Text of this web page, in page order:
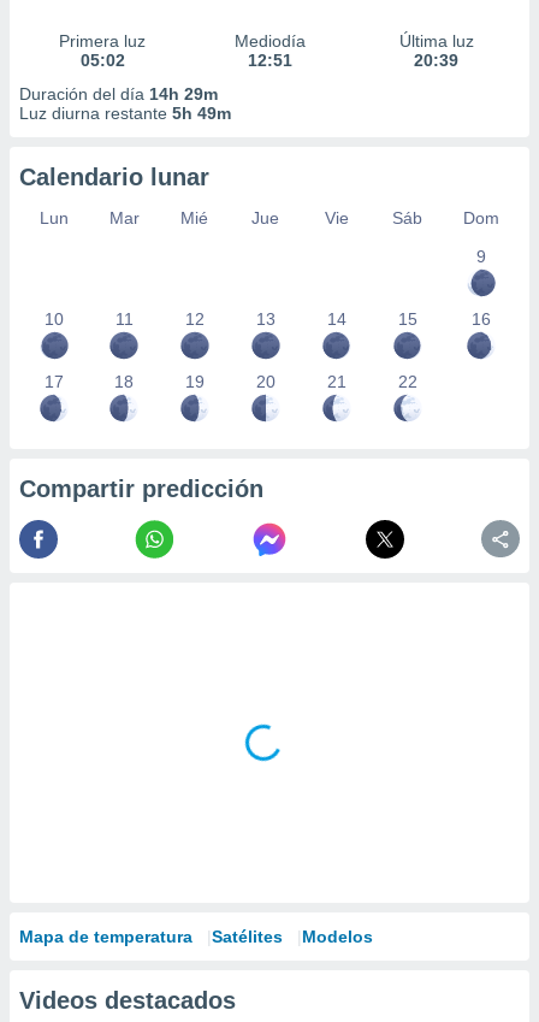
Primera luz
05:02
Mediodía
12:51
Última luz
20:39
Duración del día 14h 29m
Luz diurna restante 5h 49m
Calendario lunar
Lun Mar Mié Jue Vie Sáb
Dom
9
10 11 12 13 14 15 16
17 18 19 20 21 22
Compartir predicción
Mapa de temperatura Satélites Modelos
Videos destacados